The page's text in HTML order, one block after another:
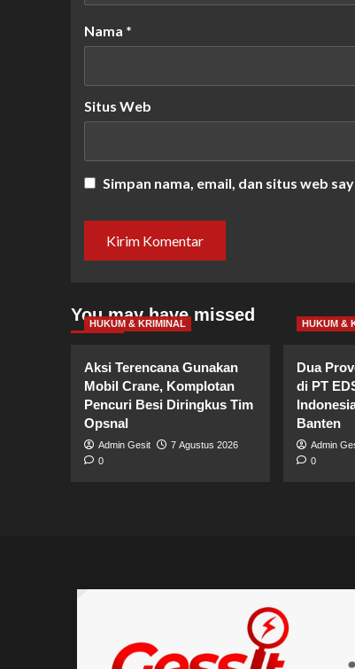
Nama *
Situs Web
Simpan nama, email, dan situs web
You may have missed
HUKUM & KRIMINAL
Aksi Terencana Gunakan
Mobil Crane, Komplotan
Pencuri Besi Diringkus Tim
Opsnal
Admin Gesit
7 Agustus 2026
0
HUKUM &
Dua
di PT
Banten
Admin
0